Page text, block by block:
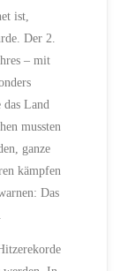
ist,
Der 2.
– mit
Land
mussten
ganze
kämpfen
Das